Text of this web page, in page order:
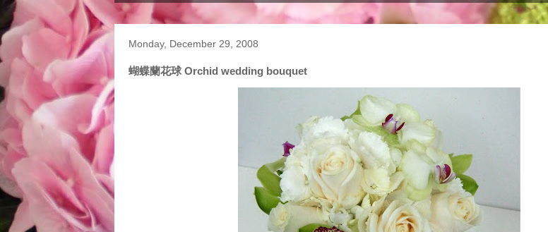
Monday, December 29, 2008
蝴蝶蘭花球 Orchid wedding bouquet